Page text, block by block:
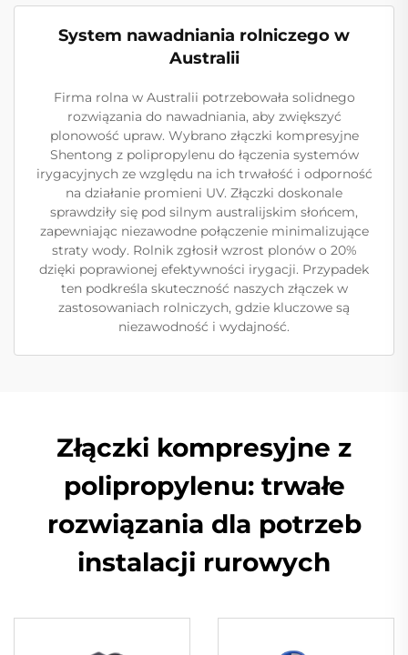
System nawadniania rolniczego w
Australii
Firma rolna w Australii potrzebowała solidnego
rozwiązania do nawadniania, aby zwiększyć
plonowość upraw. Wybrano złączki kompresyjne
Shentong z polipropylenu do łączenia systemów
irygacyjnych ze względu na ich trwałość i odporność
na działanie promieni UV. Złączki doskonale
sprawdziły się pod silnym australijskim słońcem,
zapewniając niezawodne połączenie minimalizujące
straty wody. Rolnik zgłosił wzrost plonów o 20%
dzięki poprawionej efektywności irygacji. Przypadek
ten podkreśla skuteczność naszych złączek w
zastosowaniach rolniczych, gdzie kluczowe są
niezawodność i wydajność.
Złączki kompresyjne z
polipropylenu: trwałe
rozwiązania dla potrzeb
instalacji rurowych